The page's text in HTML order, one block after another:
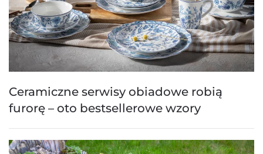
Ceramiczne serwisy obiadowe robią
furorę – oto bestsellerowe wzory